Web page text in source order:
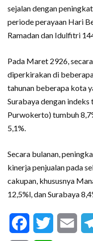
sejalan dengan
periode perayaan Hari
Ramadan dan Idulfitri
Pada Maret 2926,
diperkirakan di
tahunan beberapa kota
Surabaya dengan indeks
Purwokerto) tumbuh
5,1%.
Secara bulanan,
kinerja penjualan pada
cakupan, khususnya
12,5%l, dan Surabaya
FacebookTwitter